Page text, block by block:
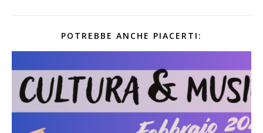
POTREBBE ANCHE PIACERTI: